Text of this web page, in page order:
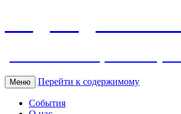
Меню Перейти к содержимому
События